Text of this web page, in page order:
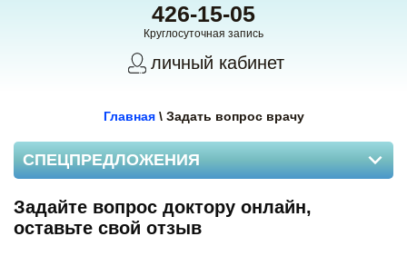
426-15-05
Круглосуточная запись
личный кабинет
Главная\ Задать вопрос врачу
СПЕЦПРЕДЛОЖЕНИЯ
Задайте вопрос доктору онлайн,
оставьте свой отзыв